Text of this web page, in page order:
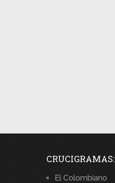
CRUCIGRAMAS:
El Colombiano